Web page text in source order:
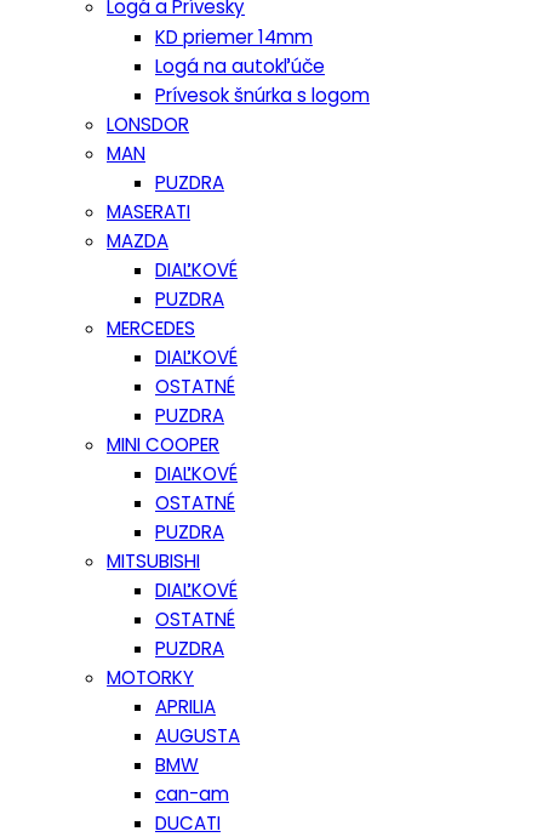
Logá a Prívesky
KD priemer 14mm
Logá na autokľúče
Prívesok šnúrka s logom
LONSDOR
MAN
PUZDRA
MASERATI
MAZDA
DIAĽKOVÉ
PUZDRA
MERCEDES
DIAĽKOVÉ
OSTATNÉ
PUZDRA
MINI COOPER
DIAĽKOVÉ
OSTATNÉ
PUZDRA
MITSUBISHI
DIAĽKOVÉ
OSTATNÉ
PUZDRA
MOTORKY
APRILIA
AUGUSTA
BMW
can-am
DUCATI